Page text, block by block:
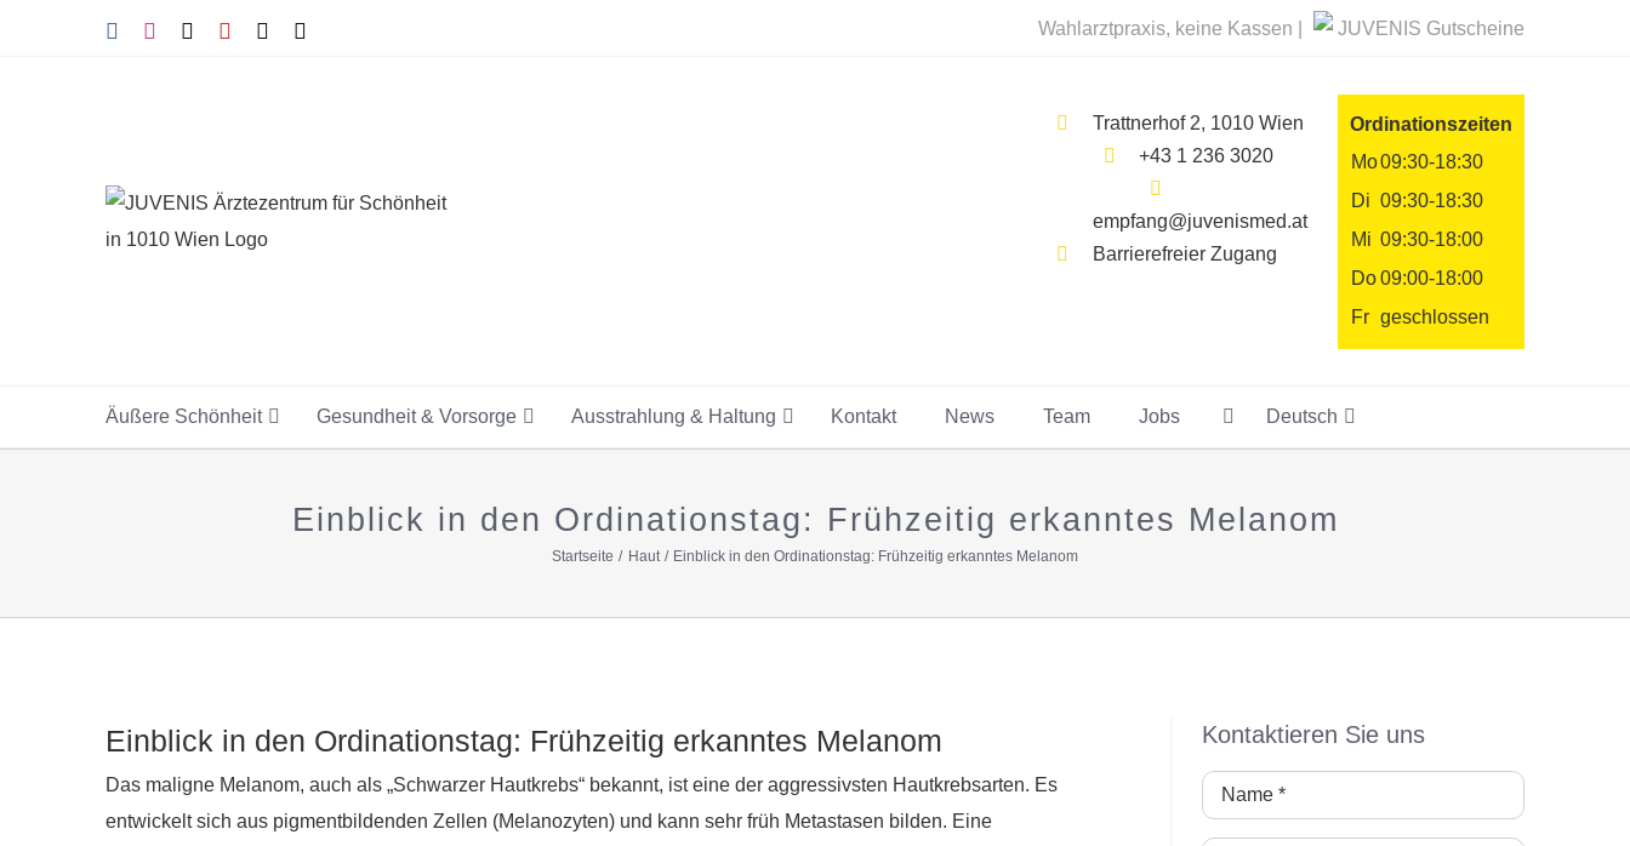
FacebookInstagram
Tiktok YouTube Wahlarztpraxis, keine Kassen | JUVENIS Gutscheine
Ordinationszeiten
Mo09:30-18:30
Di 09:30-18:30
Mi 09:30-18:00
Do09:00-18:00
Fr geschlossen
Trattnerhof 2, 1010 Wien
+43 1 236 3020
empfang@juvenismed.at
Barrierefreier Zugang
Äußere Schönheit Gesundheit & Vorsorge Ausstrahlung & Haltung Kontakt News Team Jobs Deutsch
Einblick in den Ordinationstag: Frühzeitig erkanntes Melanom
Startseite Haut Einblick in den Ordinationstag: Frühzeitig erkanntes Melanom
grösseres
Bild
Einblick in den Ordinationstag: Frühzeitig erkanntes Melanom
Das maligne Melanom, auch als „Schwarzer Hautkrebs“ bekannt, ist eine der aggressivsten Hautkrebsarten. Es
entwickelt sich aus pigmentbildenden Zellen (Melanozyten) und kann sehr früh Metastasen bilden. Eine
Kontaktieren Sie uns